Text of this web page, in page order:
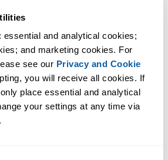
and analytical cookies;
and marketing cookies. For
see our Privacy and Cookie
you will receive all cookies. If
place essential and analytical
your settings at any time via
Excel-gebruikers in Excel missen.
Snel en eenvoudig.